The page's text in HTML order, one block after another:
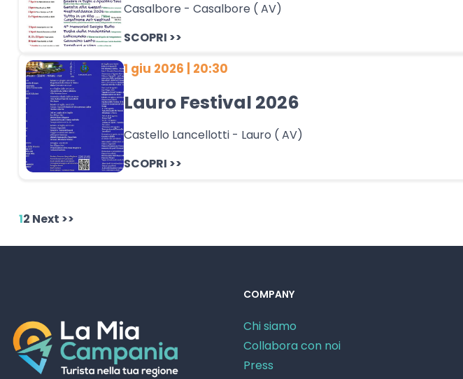
Casalbore - Casalbore ( AV)
SCOPRI >>
1 giu 2026 | 20:30
Lauro Festival 2026
Castello Lancellotti - Lauro ( AV)
SCOPRI >>
12 Next >>
COMPANY
Chi siamo
Collabora con noi
Press